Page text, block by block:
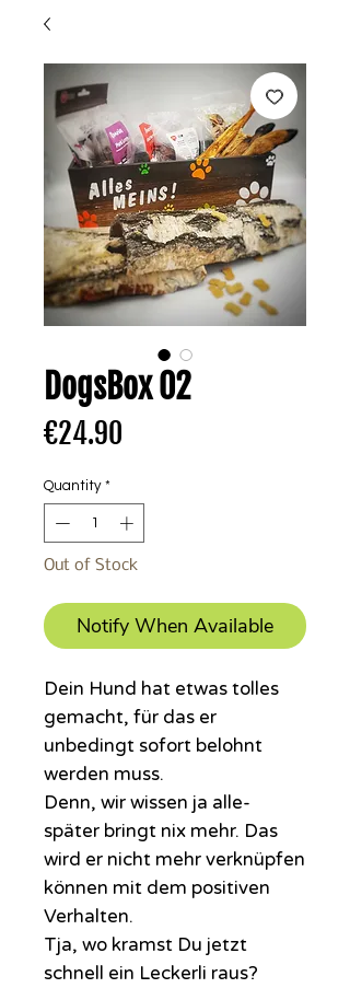
DogsBox 02
€24.90
Quantity *
Out of Stock
Notify When Available
Dein Hund hat etwas tolles
gemacht, für das er
unbedingt sofort belohnt
werden muss.
Denn, wir wissen ja alle-
später bringt nix mehr. Das
wird er nicht mehr verknüpfen
können mit dem positiven
Verhalten.
Tja, wo kramst Du jetzt
schnell ein Leckerli raus?